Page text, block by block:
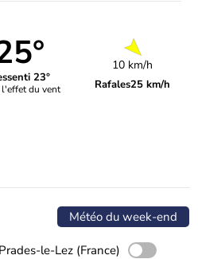
23°
l'effet du vent
10 km/h
Rafales25 km/h
Météo du week-end
le-Lez (France)